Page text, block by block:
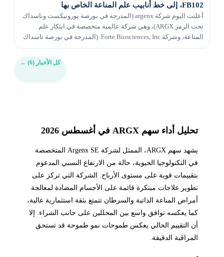
FB102، إلى خط أنابيب علم المناعة الخاص بها
أعلنت اليوم شركة argenx (المدرجة في بورصة يورونيكست وناسداك
تحت الرمز ARGX)، وهي شركة عالمية متخصصة في ابتكار علم
المناعة، وشركة Forte Biosciences, Inc. (المدرجة في بورصة ناسداك
كل الأخبار (6) ←
تحليل أداء سهم ARGX في أغسطس 2026
يشهد سهم ARGX، الممثل لشركة Argenx SE المتخصصة
في التكنولوجيا الحيوية، حالة من الارتفاع النسبي المدعوم
بتقييمات قوية على مستوى الأرباح. الشركة التي تركز على
تطوير علاجات مبتكرة قائمة على الأجسام المضادة لمعالجة
أمراض المناعة الذاتية والسرطان تتمتع بثقة استثمارية عالية،
كما يعكسه توافق واسع بين المحللين على جانب الشراء. إلا
أن التقييم الحالي يعكس طموحات نمو طموحة قد تستحق
المراقبة الدقيقة.